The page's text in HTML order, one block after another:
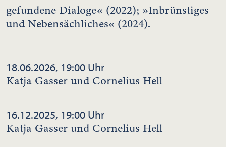
gefundene Dialoge« (2022); »Inbrünstiges
und Nebensächliches« (2024).
18.06.2026, 19:00 Uhr
Katja Gasser und Cornelius Hell
16.12.2025, 19:00 Uhr
Katja Gasser und Cornelius Hell